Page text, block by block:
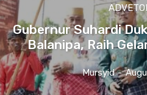
Gubernur Suhardi
Balanipa, Raih
Mursyid -